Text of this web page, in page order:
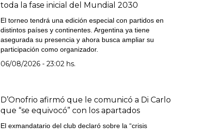
toda la fase inicial del Mundial 2030
El torneo tendrá una edición especial con partidos en
distintos países y continentes. Argentina ya tiene
asegurada su presencia y ahora busca ampliar su
participación como organizador.
06/08/2026 - 23:02 hs.
D’Onofrio afirmó que le comunicó a Di Carlo
que “se equivocó” con los apartados
El exmandatario del club declaró sobre la “crisis